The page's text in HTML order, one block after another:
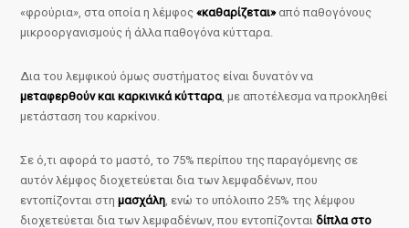
«φρούρια», στα οποία η λέμφος«καθαρίζεται»από παθογόνους
μικροοργανισμούς ή άλλα παθογόνα κύτταρα.
Δια του λεμφικού όμως συστήματος είναι δυνατόν να
μεταφερθούν και καρκινικά κύτταρα, με αποτέλεσμα να προκληθεί
μετάσταση του καρκίνου.
Σε ό,τι αφορά το μαστό, το 75% περίπου της παραγόμενης σε
αυτόν λέμφος διοχετεύεται δια των λεμφαδένων, που
εντοπίζονται στημασχάλη , ενώ το υπόλοιπο 25% της λέμφου
διοχετεύεται δια των λεμφαδένων, που εντοπίζονταιδίπλα στο